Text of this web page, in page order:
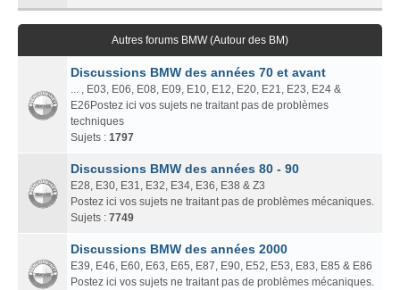
Autres forums BMW (Autour des BM)
Discussions BMW des années 70 et avant
... , E03, E06, E08, E09, E10, E12, E20, E21, E23, E24 &
E26Postez ici vos sujets ne traitant pas de problèmes
techniques
Sujets : 1797
Discussions BMW des années 80 - 90
E28, E30, E31, E32, E34, E36, E38 & Z3
Postez ici vos sujets ne traitant pas de problèmes mécaniques.
Sujets : 7749
Discussions BMW des années 2000
E39, E46, E60, E63, E65, E87, E90, E52, E53, E83, E85 & E86
Postez ici vos sujets ne traitant pas de problèmes mécaniques.